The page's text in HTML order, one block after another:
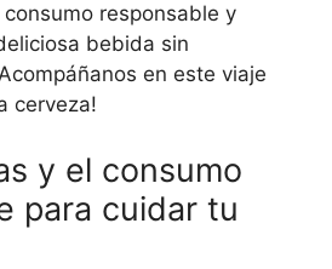
responsable y
bebida sin
en este viaje
cerveza!
y el consumo
para cuidar tu